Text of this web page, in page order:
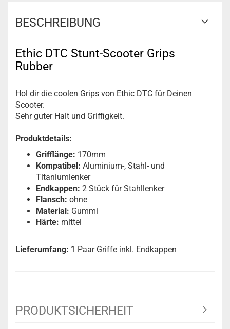
BESCHREIBUNG
Ethic DTC Stunt-Scooter Grips
Rubber
Hol dir die coolen Grips von Ethic DTC für Deinen
Scooter.
Sehr guter Halt und Griffigkeit.
Produktdetails:
Grifflänge: 170mm
Kompatibel: Aluminium-, Stahl- und
Titaniumlenker
Endkappen: 2 Stück für Stahllenker
Flansch: ohne
Material: Gummi
Härte: mittel
Lieferumfang: 1 Paar Griffe inkl. Endkappen
PRODUKTSICHERHEIT